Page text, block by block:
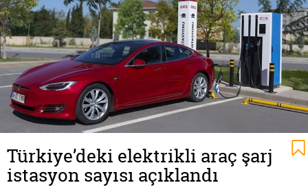
Türkiye’deki elektrikli araç şarj
istasyon sayısı açıklandı